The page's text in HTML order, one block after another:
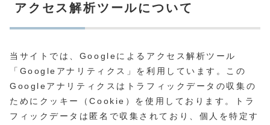
アクセス解析ツールについて
当サイトでは、Googleによるアクセス解析ツール
「Googleアナリティクス」を利用しています。この
Googleアナリティクスはトラフィックデータの収集の
ためにクッキー（Cookie）を使用しております。トラ
フィックデータは匿名で収集されており、個人を特定す